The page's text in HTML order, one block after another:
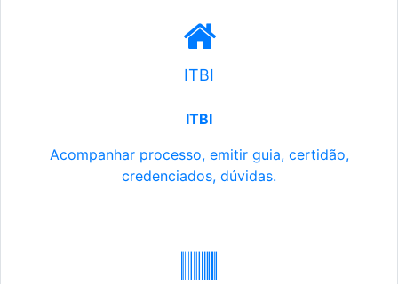
ITBI
ITBI
Acompanhar processo, emitir guia, certidão,
credenciados, dúvidas.